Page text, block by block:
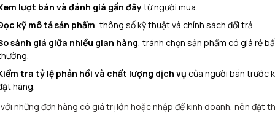
lượt bán và đánh giá gần đâytừ người mua.
kỹ mô tả sản phẩm , thông số kỹ thuật và chính sách đổi trả.
sánh giá giữa nhiều gian hàng , tránh chọn sản phẩm có giá rẻ
tra tỷ lệ phản hồi và chất lượng dịch vụ của người bán trước
hàng.
những đơn hàng có giá trị lớn hoặc nhập để kinh doanh, nên đặt